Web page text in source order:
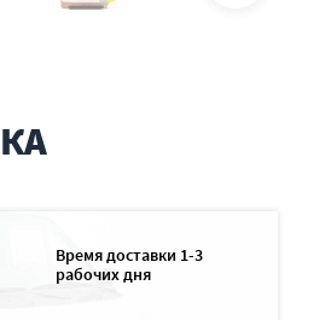
Время доставки 1-3
рабочих дня